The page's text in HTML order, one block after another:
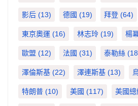
影后 (13) 德國 (19) 拜登 (64)
東京奧運 (16) 林志玲 (19) 楊
歐盟 (12) 法國 (31) 泰勒絲
澤倫斯基 (22) 澤連斯基 (13)
特朗普 (10) 美國 (117) 美國